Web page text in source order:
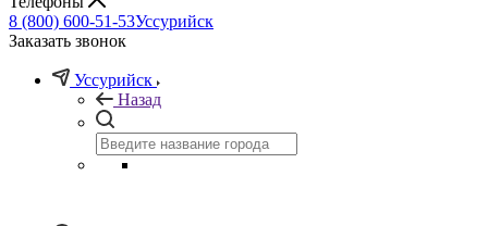
8 (800) 600-51-53Уссурийск
Заказать звонок
Уссурийск
Назад